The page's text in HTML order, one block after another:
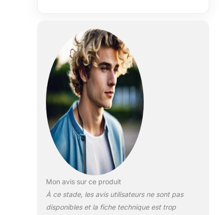
Mon avis sur ce produit
À ce stade, les avis utilisateurs ne sont pas
disponibles et la fiche technique est trop